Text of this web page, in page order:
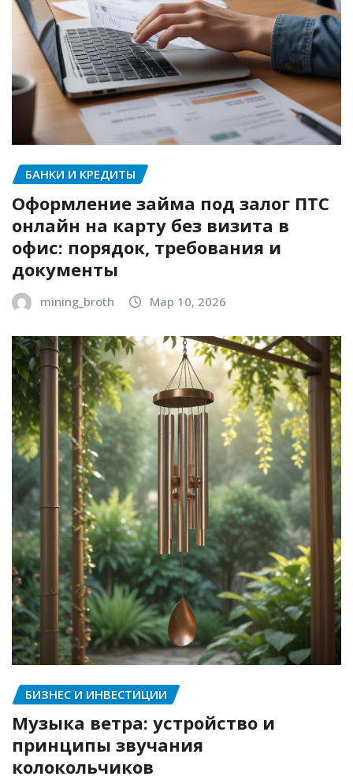
БАНКИ И КРЕДИТЫ
Оформление займа под залог ПТС
онлайн на карту без визита в
офис: порядок, требования и
документы
mining_broth Мар 10, 2026
БИЗНЕС И ИНВЕСТИЦИИ
Музыка ветра: устройство и
принципы звучания
колокольчиков